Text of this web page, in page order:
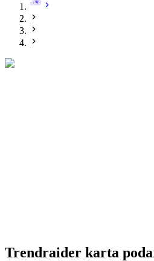
Trendraider karta